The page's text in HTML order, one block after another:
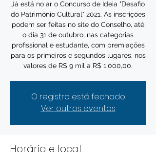
Já está no ar o Concurso de Ideia "Desafio
do Patrimônio Cultural" 2021. As inscrições
podem ser feitas no site do Conselho, até
o dia 31 de outubro, nas categorias
profissional e estudante, com premiações
para os primeiros e segundos lugares, nos
valores de R$ 9 mil a R$ 1.000,00.
O registro está fechado
Ver outros eventos
Horário e local